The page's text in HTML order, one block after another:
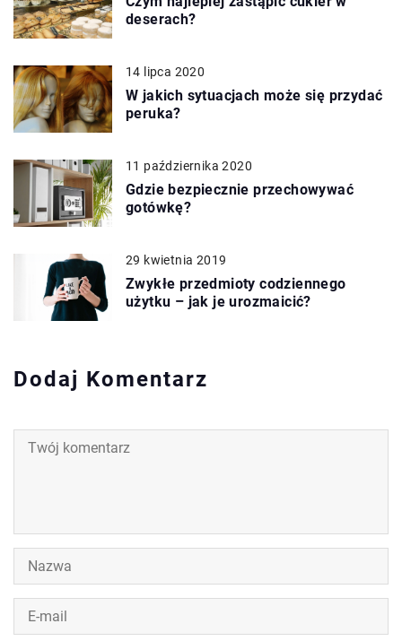
deserach?
14 lipca 2020
W jakich sytuacjach może się przydać
peruka?
11 października 2020
Gdzie bezpiecznie przechowywać
gotówkę?
29 kwietnia 2019
Zwykłe przedmioty codziennego
użytku – jak je urozmaicić?
Dodaj Komentarz